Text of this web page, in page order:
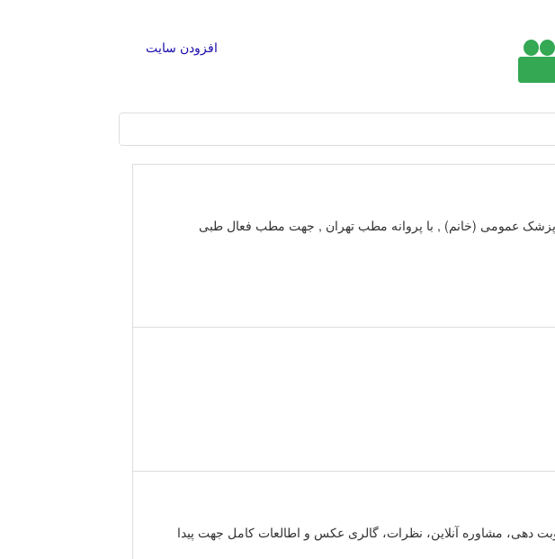
افزودن سایت
عمومی (خانم) , با پروانه مطب تهران , جهت مطب فعال طبی
دهی، مشاوره آنلاین، نظرات، گالری عکس و اطالعات کامل جهت پیدا